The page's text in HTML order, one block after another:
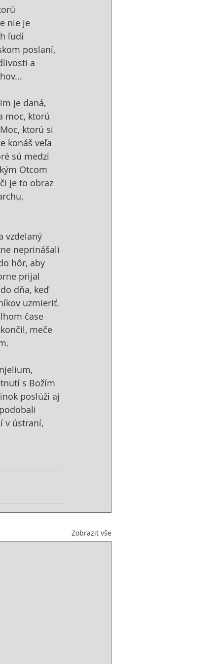
nie je
ľudí
poslaní,
a
je daná,
moc, ktorú
ktorú si
konáš veľa
sú medzi
Otcom
je to obraz
vzdelaný
neprinášali
hôr, aby
prijal
dňa, keď
uzmieriť.
čase
meče
s Božím
poslúži aj
v ústraní,
Zobrazit vše